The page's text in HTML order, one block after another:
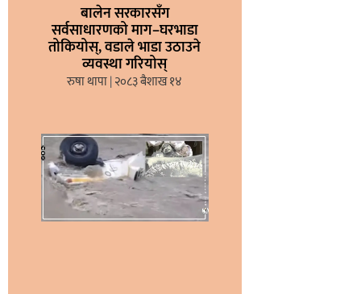
बालेन सरकारसँग
सर्वसाधारणको माग–घरभाडा
तोकियोस्, वडाले भाडा उठाउने
व्यवस्था गरियोस्
रुषा थापा २०८३ बैशाख १४